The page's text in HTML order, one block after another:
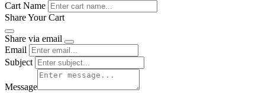
Cart Name
Share Your Cart
Share via email
Email
Subject
Message